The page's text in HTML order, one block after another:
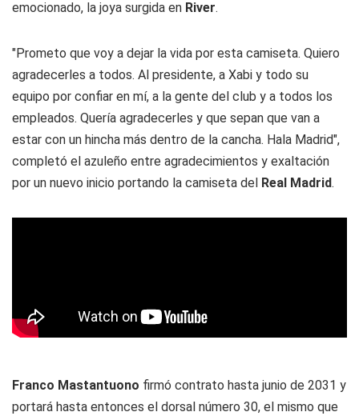
emocionado, la joya surgida en River.
"Prometo que voy a dejar la vida por esta camiseta. Quiero
agradecerles a todos. Al presidente, a Xabi y todo su
equipo por confiar en mí, a la gente del club y a todos los
empleados. Quería agradecerles y que sepan que van a
estar con un hincha más dentro de la cancha. Hala Madrid",
completó el azuleño entre agradecimientos y exaltación
por un nuevo inicio portando la camiseta del
Real Madrid.
Franco Mastantuono firmó contrato hasta junio de 2031 y
portará hasta entonces el dorsal número 30, el mismo que